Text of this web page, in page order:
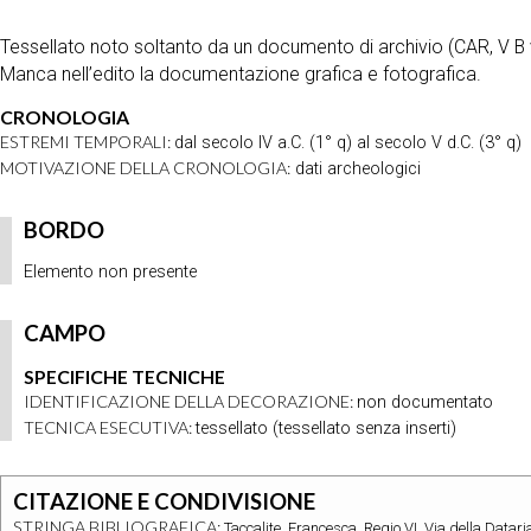
Tessellato noto soltanto da un documento di archivio (CAR, V
Manca nell’edito la documentazione grafica e fotografica.
CRONOLOGIA
ESTREMI TEMPORALI: dal secolo IV a.C. (1° q) al secolo V d.C. (3° q)
MOTIVAZIONE DELLA CRONOLOGIA: dati archeologici
BORDO
Elemento non presente
CAMPO
SPECIFICHE TECNICHE
IDENTIFICAZIONE DELLA DECORAZIONE: non documentato
TECNICA ESECUTIVA:tessellato (tessellato senza inserti)
CITAZIONE E CONDIVISIONE
STRINGA BIBLIOGRAFICA: